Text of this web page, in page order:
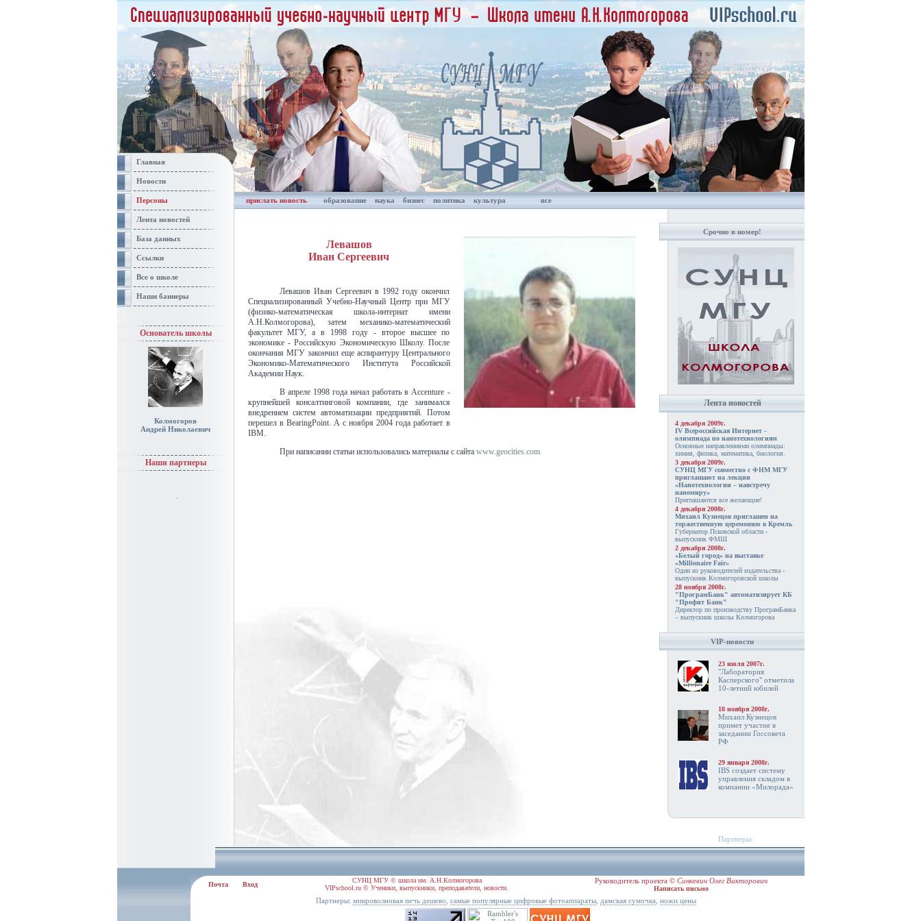
Главная
Новости
Персоны
Лента новостей
База данных
Ссылки
Все о школе
Наши баннеры
Основатель школы
Колмогоров
Андрей Николаевич
Наши партнеры
прислать новость образование наука бизнес политика культура все
Левашов
Иван Сергеевич
Левашов Иван Сергеевич в 1992 году окончил
Специализированный Учебно-Научный Центр при МГУ
(физико-математическая школа-интернат имени
А.Н.Колмогорова), затем механико-математический
факультет МГУ, а в 1998 году - второе высшее по
экономике - Российскую Экономическую Школу. После
окончания МГУ закончил еще аспирантуру Центрального
Экономико-Математического Института Российской
Академии Наук.
В апреле 1998 года начал работать в Accenture -
крупнейшей консалтинговой компании, где занимался
внедрением систем автоматизации предприятий. Потом
перешел в BearingPoint. А с ноября 2004 года работает в
IBM.
При написании статьи использовались материалы с сайтаwww.geocities.com
Срочно в номер!
Лента новостей
4 декабря 2009г.
IV Всероссийская Интернет -
олимпиада по нанотехнологиям
Основные направлениями олимпиады:
химия, физика, математика, биология.
3 декабря 2009г.
СУНЦ МГУ совместно с ФНМ МГУ
приглашают на лекции
«Нанотехнологии – навстречу
наномиру»
Приглашаются все желающие!
4 декабря 2008г.
Михаил Кузнецов приглашен на
торжественную церемонию в Кремль
Губернатор Псковской области -
выпускник ФМШ
2 декабря 2008г.
«Белый город» на выставке
«Millionaire Fair»
Один из руководителей издательства -
выпускник Колмогоровской школы
28 ноября 2008г.
"ПрограмБанк" автоматизирует КБ
"Профит Банк"
Директор по производству ПрограмБанка
– выпускник школы Колмогорова
VIP-новости
23 июля 2007г.
"Лаборатория
Касперского" отметила
10-летний юбилей
18 ноября 2008г.
Михаил Кузнецов
примет участие в
заседании Госсовета
РФ
29 января 2008г.
IBS создает систему
управления складом в
компании «Милорада»
Партнеры:
Почта Вход
СУНЦ МГУ © школа им. А.Н.Колмогорова
VIPschool.ru © Ученики, выпускники, преподаватели, новости.
Руководитель проекта © Синкевич Олег Викторович
Написать письмо
Партнеры: микроволновая печь дешево самые популярные цифровые фотоаппараты, дамская сумочка ножи цены